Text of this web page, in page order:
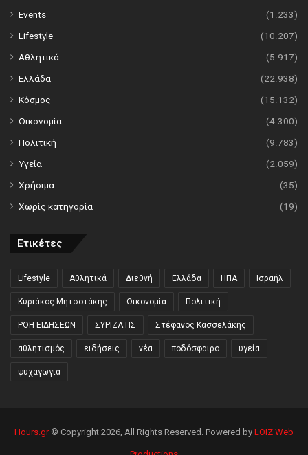
Events
(1.233)
Lifestyle
(10.207)
Αθλητικά
(5.917)
Ελλάδα
(22.938)
Κόσμος
(15.132)
Οικονομία
(4.300)
Πολιτική
(9.783)
Υγεία
(2.059)
Χρήσιμα
(35)
Χωρίς κατηγορία
(19)
Ετικέτες
Lifestyle Αθλητικά Διεθνή Ελλάδα ΗΠΑ Ισραήλ
Κυριάκος Μητσοτάκης Οικονομία Πολιτική
ΡΟΗ ΕΙΔΗΣΕΩΝ ΣΥΡΙΖΑ ΠΣ Στέφανος Κασσελάκης
αθλητισμός ειδήσεις νέα ποδόσφαιρο υγεία
ψυχαγωγία
Hours.gr© Copyright 2026, All Rights Reserved. Powered by LOIZ Web